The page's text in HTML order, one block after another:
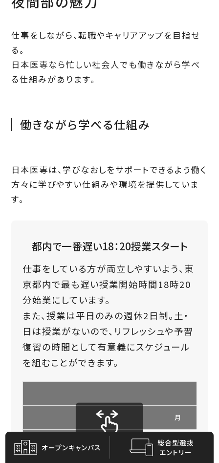
仕事をしながら、転職やキャリアアップを目指せ
る。
日本医専なら忙しい社会人でも働きながら学べ
る仕組みがあります。
働きながら学べる仕組み
日本医専は、学びなおしをサポートできるよう働く
方々に学びやすい仕組みや環境を提供していま
す。
都内で一番遅い18：20授業スタート
仕事をしている方が両立しやすいよう、東
京都内で最も遅い授業開始時間18時20
分始業にしています。
また、授業は平日のみの週休2日制。土・
日は授業がないので、リフレッシュや予習
復習の時間として有意義にスケジュール
を組むことができます。
月
生命科学
オープンキャンパス
総合型選抜
エントリー